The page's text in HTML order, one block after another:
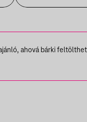
DUNYIBAN
ahová bárki